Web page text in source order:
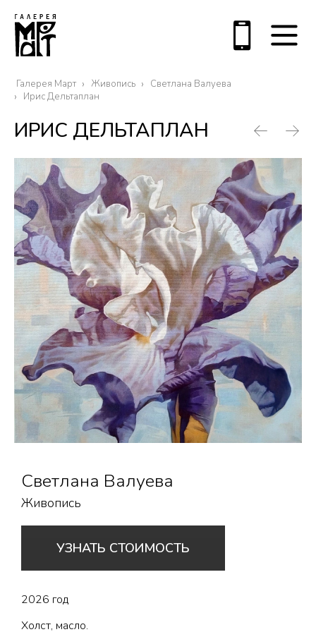
Галерея Март Живопись
Светлана Валуева
Ирис Дельтаплан
ИРИС ДЕЛЬТАПЛАН
Светлана Валуева
Живопись
УЗНАТЬ СТОИМОСТЬ
2026 год
Холст, масло.